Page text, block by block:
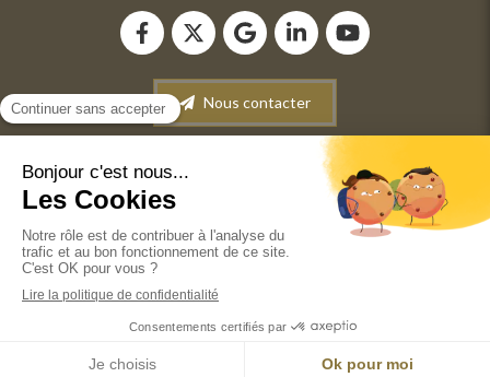
Nous contacter
Conditions générales de vente
©2022 ANM INFORMATIQUE - Dépannage-Maintenance
informatique. Vente de matériel informatique.
Récupération de données.
Création et référencement du site par Simplébo